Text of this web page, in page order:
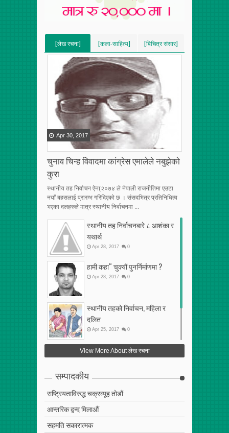
[लेख रचना]
[VERTICAL]
[RECENT][5]
[कला-साहित्य]
[VERTICAL]
[बिचित्र संसार]
[VERTICAL]
[RECENT][5]
चुनाव चिन्ह विवादमा कांग्रेस एमालेले नबुझेको
कुरा
Apr 30 2017
स्थानीय तह निर्वाचन ऐन(२०७४ ले नेपाली राजनीतिमा एउटा
नयाँ बहसलाई प्रारम्भ गरिदिएको छ । संसदभित्र प्रतिनिधित्व
भएका दलहरुले मात्र स्थानीय निर्वाचनमा ...
स्थानीय तह निर्वाचनबारे ८ आशंका र
यथार्थ
Apr 28 2017 0
हामी कहा“ चुक्यौं पुनर्निर्माणमा ?
Apr 28 2017 0
स्थानीय तहको निर्वाचन, महिला र
दलित
Apr 25 2017 0
फेरि अर्को गलत सहमति
View More About लेख रचना
सम्पादकीय
राष्ट्रियताविरुद्ध चक्रव्यूह तोडौं
आन्तरिक द्वन्द मिलाऔं
सहमति सकारात्मक